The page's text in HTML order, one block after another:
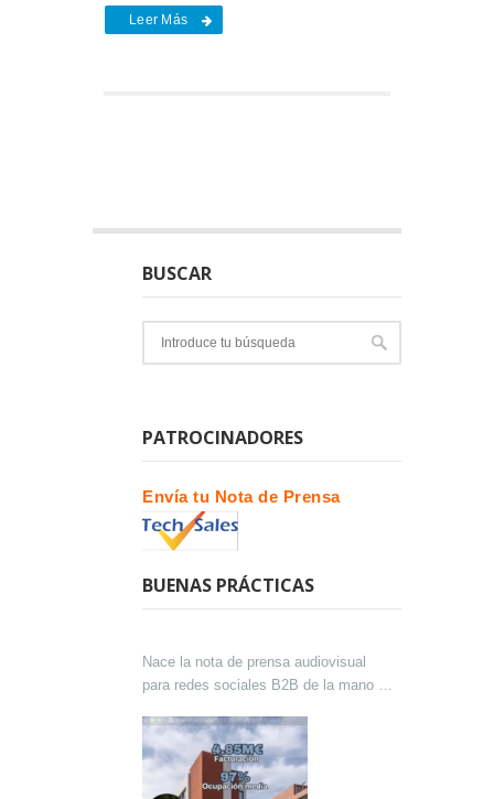
Leer Más
BUSCAR
PATROCINADORES
Envía tu Nota de Prensa
BUENAS PRÁCTICAS
Nace la nota de prensa audiovisual
para redes sociales B2B de la mano de